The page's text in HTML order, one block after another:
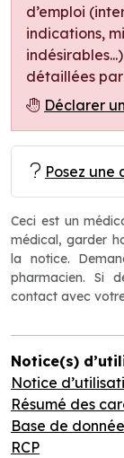
d’emploi
indications,
détaillées
Déclarer
Posez une
Ceci est un
médical, garder
la notice.
pharmacien. Si
contact avec
Notice(s)
Notice
Résumé des
Base de
RCP